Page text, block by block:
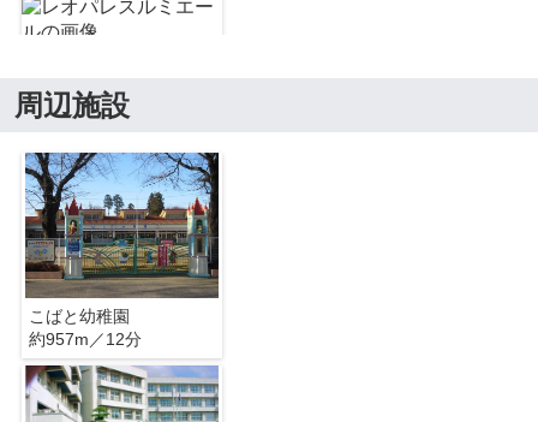
レオパレスルミエール
レオパレスルミエール
周辺施設
こばと幼稚園
約957m／12分